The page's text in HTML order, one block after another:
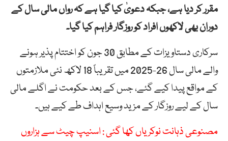
مقرر کر دیا ہے، جبکہ دعویٰ کیا گیا ہے کہ رواں مالی سال کے
دوران بھی لاکھوں افراد کو روزگار فراہم کیا گیا۔
سرکاری دستاویزات کے مطابق 30 جون کو اختتام پذیر ہونے
والے مالی سال 26-2025 میں تقریباً 18 لاکھ نئی ملازمتوں
کے مواقع پیدا کیے گئے، جس کے بعد حکومت نے اگلے مالی
سال کے لیے روزگار کے مزید وسیع اہداف طے کیے ہیں۔
مصنوعی ذہانت نوکریاں کھا گئی : اسنیپ چیٹ سے ہزاروں